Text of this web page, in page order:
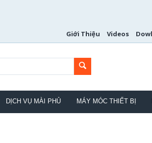
Giới Thiệu Videos
DỊCH VỤ MÀI PHỦ MÁY MÓC THIẾT BỊ